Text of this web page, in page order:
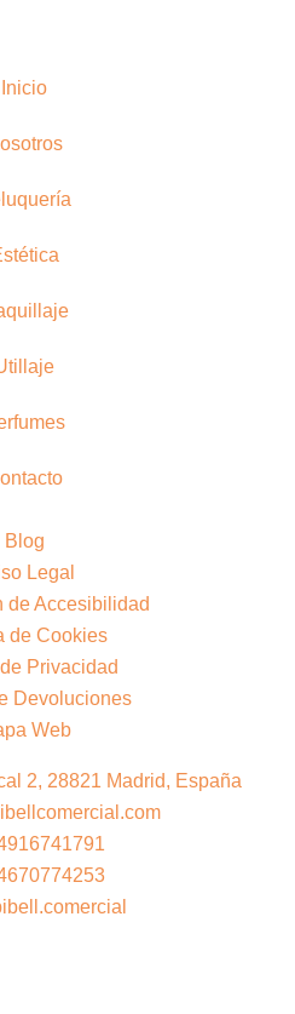
Inicio
Blog
Legal
de Accesibilidad
de Cookies
Privacidad
Devoluciones
Web
2, 28821 Madrid, España